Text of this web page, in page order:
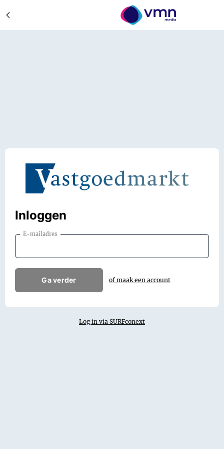
Inloggen
E-mailadres
Ga verder of maak een account
Log in via SURFconext